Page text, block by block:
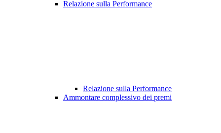
Relazione sulla Performance
Relazione sulla Performance
Ammontare complessivo dei premi